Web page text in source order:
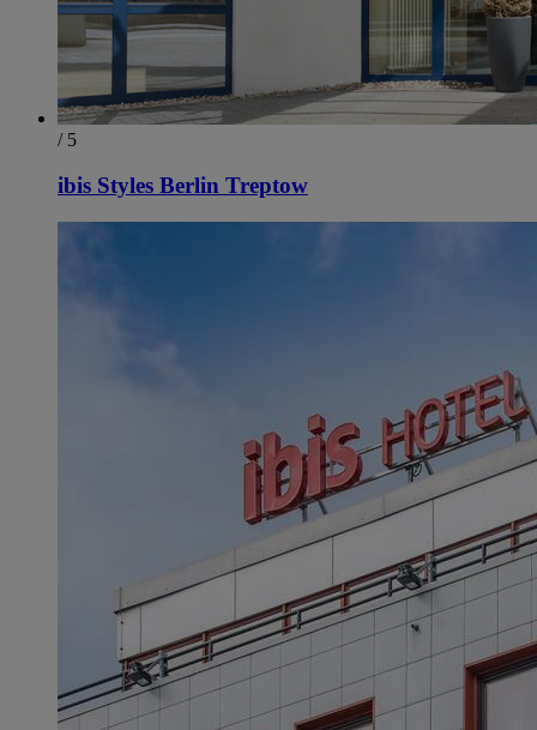
/ 5
ibis Styles Berlin Treptow